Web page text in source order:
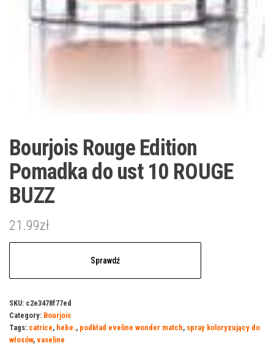
Bourjois Rouge Edition
Pomadka do ust 10 ROUGE
BUZZ
21.99zł
Sprawdź
SKU: c2e3478f77ed
Category: Bourjois
Tags: catrice, hebe., podkład eveline wonder match, spray koloryzujący do
włosów, vaseline